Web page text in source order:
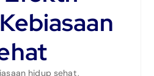
hidup sehat,